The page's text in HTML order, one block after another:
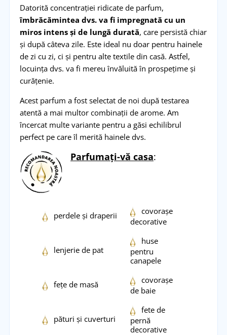
Datorită concentrației ridicate de parfum,
îmbrăcămintea dvs. va fi impregnată cu un
miros intens și de lungă durată, care persistă chiar
și după câteva zile. Este ideal nu doar pentru hainele
de zi cu zi, ci și pentru alte textile din casă. Astfel,
locuința dvs. va fi mereu învăluită în prospețime și
curățenie.
Acest parfum a fost selectat de noi după testarea
atentă a mai multor combinații de arome. Am
încercat multe variante pentru a găsi echilibrul
perfect pe care îl merită hainele dvs.
Parfumați-vă casa:
perdele și draperii
covorașe
decorative
lenjerie de pat
huse
pentru
canapele
fețe de masă
covorașe
de baie
pături și cuverturi
fete de
pernă
decorative